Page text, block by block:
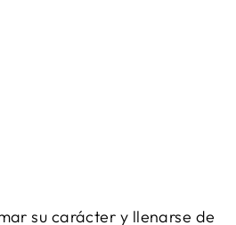
su carácter y llenarse de